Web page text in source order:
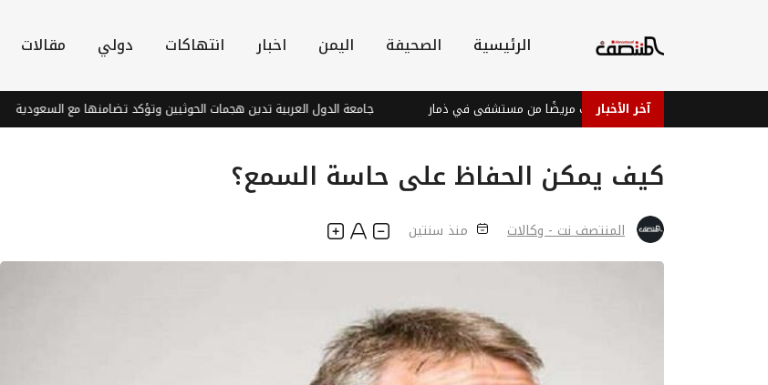
الرئيسية الصحيفة اليمن اخبار انتهاكات دولي مقالات
آخر الأخبار
مليشيا الحوثي تختطف مريضًا من مستشفى في ذمار جامعة الدول العربية تدين هجمات الحوثيين وتؤكد تضامنها مع السعودية
كيف يمكن الحفاظ على حاسة السمع؟
المنتصف نت - وكالات منذ سنتين